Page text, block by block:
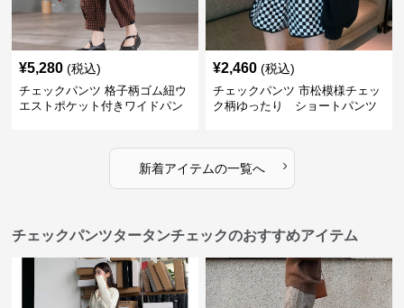
¥5,280 (税込)
チェックパンツ 格子柄ゴム紐ウ
エストポケット付きワイドパン
¥2,460 (税込)
チェックパンツ 市松模様チェッ
ク柄ゆったり ショートパンツ
新着アイテムの一覧へ ›
チェックパンツタータンチェックのおすすめアイテム